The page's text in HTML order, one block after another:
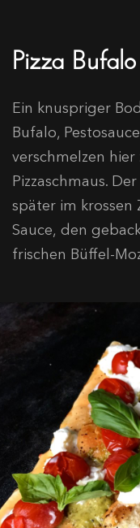
Pizza Bufalo
Ein knuspriger
Bufalo,
verschmelzen
Pizzaschmaus.
später im krossen
Sauce, den
frischen Büffel-